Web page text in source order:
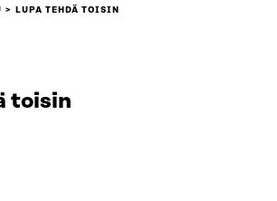
LUPA TEHDÄ TOISIN
toisin